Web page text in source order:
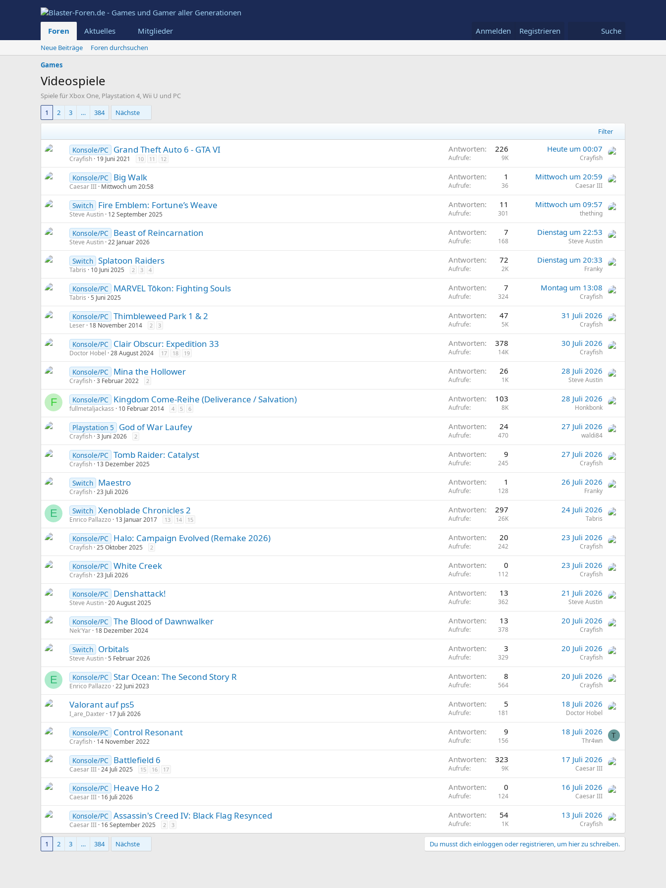
Foren Aktuelles Mitglieder Anmelden Registrieren Suche
Neue Beiträge
Foren durchsuchen
Games
Videospiele
Spiele für Xbox One, Playstation 4, Wii U und PC
1
2 3 … 384 Nächste
Filter
Konsole/PC Grand Theft Auto 6 - GTA VI
Crayfish 19 Juni 2021 10 11 12
Antworten 226
Aufrufe 9K
Heute um 00:07
Crayfish
Konsole/PC Big Walk
Caesar III Mittwoch um 20:58
Antworten 1
Aufrufe 36
Mittwoch um 20:59
Caesar III
Switch Fire Emblem: Fortune’s Weave
Steve Austin 12 September 2025
Antworten 11
Aufrufe 301
Mittwoch um 09:57
thething
Konsole/PC Beast of Reincarnation
Steve Austin 22 Januar 2026
Antworten 7
Aufrufe 168
Dienstag um 22:53
Steve Austin
Switch Splatoon Raiders
Tabris 10 Juni 2025 2 3 4
Antworten 72
Aufrufe 2K
Dienstag um 20:33
Franky
Konsole/PC MARVEL Tōkon: Fighting Souls
Tabris 5 Juni 2025
Antworten 7
Aufrufe 324
Montag um 13:08
Crayfish
Konsole/PC Thimbleweed Park 1 & 2
Leser 18 November 2014 2 3
Antworten 47
Aufrufe 5K
31 Juli 2026
Crayfish
Konsole/PC Clair Obscur: Expedition 33
Doctor Hobel 28 August 2024 17 18 19
Antworten 378
Aufrufe 14K
30 Juli 2026
Crayfish
Konsole/PC Mina the Hollower
Crayfish 3 Februar 2022 2
Antworten 26
Aufrufe 1K
28 Juli 2026
Steve Austin
F Konsole/PC Kingdom Come-Reihe (Deliverance / Salvation)
fullmetaljackass 10 Februar 2014 4 5 6
Antworten 103
Aufrufe 8K
28 Juli 2026
Honkbonk
Playstation 5 God of War Laufey
Crayfish 3 Juni 2026 2
Antworten 24
Aufrufe 470
27 Juli 2026
waldi84
Konsole/PC Tomb Raider: Catalyst
Crayfish 13 Dezember 2025
Antworten 9
Aufrufe 245
27 Juli 2026
Crayfish
Switch Maestro
Crayfish 23 Juli 2026
Antworten 1
Aufrufe 128
26 Juli 2026
Franky
E Switch Xenoblade Chronicles 2
Enrico Pallazzo 13 Januar 2017 13 14 15
Antworten 297
Aufrufe 26K
24 Juli 2026
Tabris
Konsole/PC Halo: Campaign Evolved (Remake 2026)
Crayfish 25 Oktober 2025 2
Antworten 20
Aufrufe 242
23 Juli 2026
Crayfish
Konsole/PC White Creek
Crayfish 23 Juli 2026
Antworten 0
Aufrufe 112
23 Juli 2026
Crayfish
Konsole/PC Denshattack!
Steve Austin 20 August 2025
Antworten 13
Aufrufe 362
21 Juli 2026
Steve Austin
Konsole/PC The Blood of Dawnwalker
Nek'Yar 18 Dezember 2024
Antworten 13
Aufrufe 378
20 Juli 2026
Crayfish
Switch Orbitals
Steve Austin 5 Februar 2026
Antworten 3
Aufrufe 329
20 Juli 2026
Crayfish
E Konsole/PC Star Ocean: The Second Story R
Enrico Pallazzo 22 Juni 2023
Antworten 8
Aufrufe 564
20 Juli 2026
Crayfish
Valorant auf ps5
I_are_Daxter 17 Juli 2026
Antworten 5
Aufrufe 181
18 Juli 2026
Doctor Hobel
Konsole/PC Control Resonant
Crayfish 14 November 2022
Antworten 9
Aufrufe 156
18 Juli 2026
Thr4wn
T
Konsole/PC Battlefield 6
Caesar III 24 Juli 2025 15 16 17
Antworten 323
Aufrufe 9K
17 Juli 2026
Caesar III
Konsole/PC Heave Ho 2
Caesar III 16 Juli 2026
Antworten 0
Aufrufe 124
16 Juli 2026
Caesar III
Konsole/PC Assassin's Creed IV: Black Flag Resynced
Caesar III 16 September 2025 2 3
Antworten 54
Aufrufe 1K
13 Juli 2026
Crayfish
1 2 3 … 384 Nächste Du musst dich einloggen oder registrieren, um hier zu schreiben.